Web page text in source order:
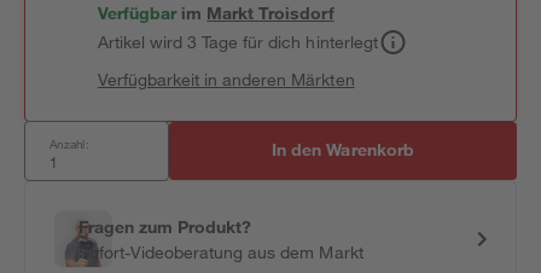
Verfügbar im MarktTroisdorf
Artikel wird 3 Tage für dich hinterlegt
Verfügbarkeit in anderen Märkten
Anzahl: In den Warenkorb
Fragen zum Produkt?
Sofort-Videoberatung aus dem Markt